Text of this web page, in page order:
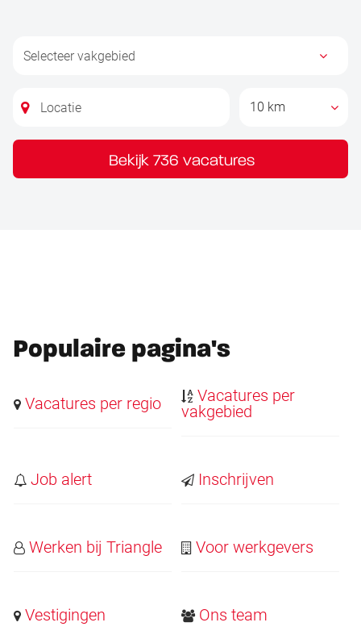
10 km
Bekijk 736 vacatures
Populaire pagina's
Vacatures per regio
Vacatures per
vakgebied
Job alert Inschrijven
Werken bij Triangle Voor werkgevers
Vestigingen Ons team